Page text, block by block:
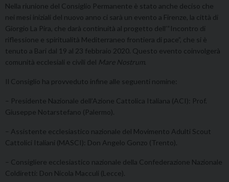
Nella riunione del Consiglio Permanente è stato anche deciso che
nei mesi iniziali del nuovo anno ci sarà un evento a Firenze, la città di
Giorgio La Pira, che darà continuità al progetto dell’“Incontro di
riflessione e spiritualità Mediterraneo frontiera di pace”, che si è
tenuto a Bari dal 19 al 23 febbraio 2020. Questo evento coinvolgerà
comunità ecclesiali e civili del Mare Nostrum.
Il Consiglio ha provveduto infine alle seguenti nomine:
– Presidente Nazionale dell’Azione Cattolica Italiana (ACI): Prof.
Giuseppe Notarstefano (Palermo).
– Assistente ecclesiastico nazionale del Movimento Adulti Scout
Cattolici Italiani (MASCI): Don Angelo Gonzo (Trento).
– Consigliere ecclesiastico nazionale della Confederazione Nazionale
Coldiretti: Don Nicola Macculi (Lecce).